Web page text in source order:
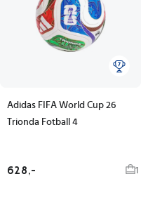
Adidas FIFA World Cup 26
Trionda Fotball 4
628,- 1